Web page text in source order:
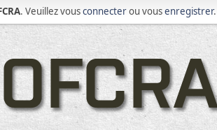
. Veuillez vousconnecterou vousenregistrer.